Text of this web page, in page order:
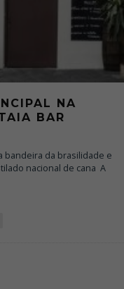
NA
BAR
bandeira da brasilidade e
nacional de cana A